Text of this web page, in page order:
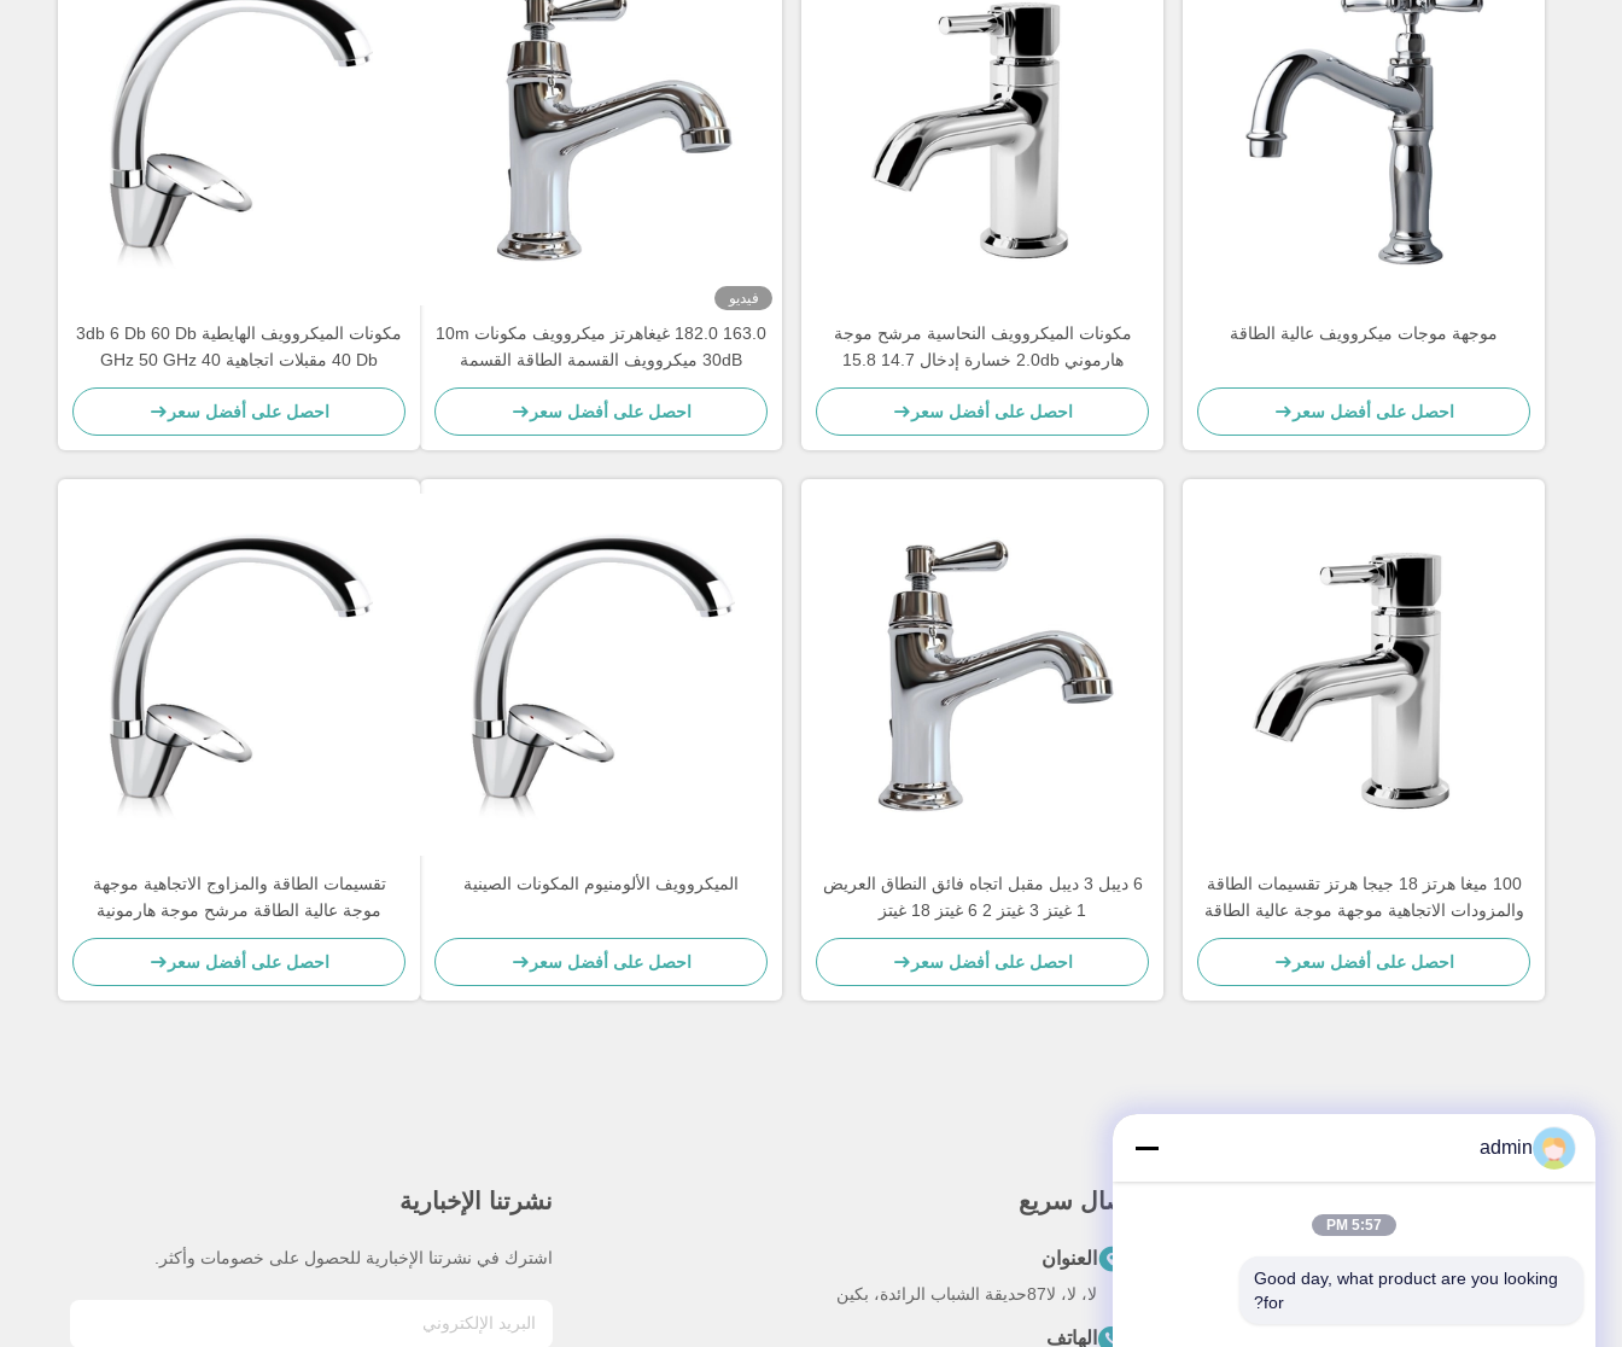
موجهة موجات ميكروويف عالية الطاقة
احصل على أفضل سعر
مكونات الميكروويف النحاسية مرشح موجة
هارموني 2.0db خسارة إدخال 14.7 15.8
غيغاهرتز
احصل على أفضل سعر
فيديو
163.0 182.0 غيغاهرتز ميكروويف مكونات 10m
30dB ميكروويف القسمة الطاقة القسمة
المجمع
احصل على أفضل سعر
مكونات الميكروويف الهايطية 3db 6 Db 60 Db
40 Db مقبلات اتجاهية 40 GHz 50 GHz
احصل على أفضل سعر
100 ميغا هرتز 18 جيجا هرتز تقسيمات الطاقة
والمزودات الاتجاهية موجهة موجة عالية الطاقة
مرشح موجة هارمونية
احصل على أفضل سعر
6 ديبل 3 ديبل مقبل اتجاه فائق النطاق العريض
1 غيتز 3 غيتز 2 6 غيتز 18 غيتز
280x187x40mm
احصل على أفضل سعر
الميكروويف الألومنيوم المكونات الصينية
احصل على أفضل سعر
تقسيمات الطاقة والمزاوج الاتجاهية موجهة
موجة عالية الطاقة مرشح موجة هارمونية
احصل على أفضل سعر
اتصال سريع
العنوان
لا، لا، لا87حديقة الشباب الرائدة، بكين
الهاتف
نشرتنا الإخبارية
اشترك في نشرتنا الإخبارية للحصول على خصومات وأكثر.
admin
5:57 PM
Good day, what product are you looking
for?